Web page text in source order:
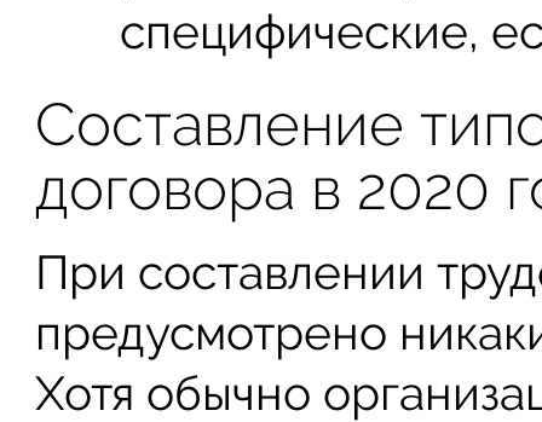
специфические,
Составление
договора в 2020
При составлении
предусмотрено
Хотя обычно